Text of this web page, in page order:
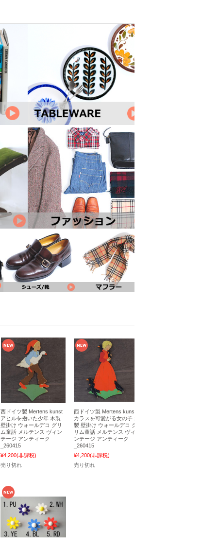
西ドイツ製 Mertens kunst
アヒルを抱いた少年 木製
壁掛け ウォールデコ グリ
ム童話 メルテンス ヴィン
テージ アンティーク
_260415
¥4,200(非課税)
売り切れ
西ドイツ製 Mertens kunst
カラスを可愛がる女の子 木
製 壁掛け ウォールデコ グ
リム童話 メルテンス ヴィ
ンテージ アンティーク
_260415
¥4,200(非課税)
売り切れ